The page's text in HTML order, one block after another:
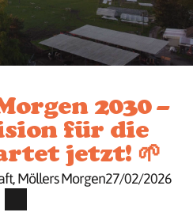
2030 –
für die
jetzt! 🌱
Möllers Morgen27/02/2026